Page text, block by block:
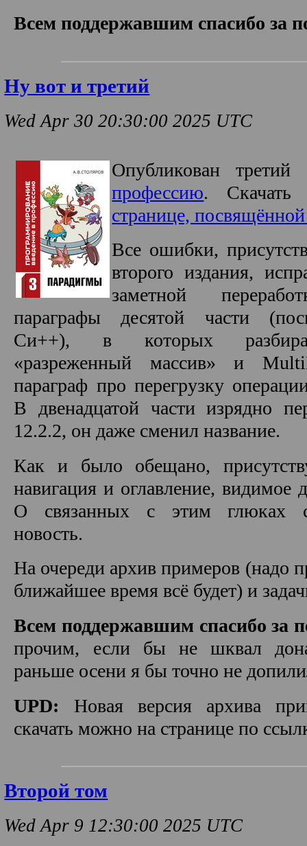
Всем поддержавшим спасибо за
Ну вот и третий
Wed Apr 30 20:30:00 2025 UTC
Опубликован
профессию.
странице,
Все ошибки,
второго издания,
заметной
параграфы десятой части
Си++), в которых
«разреженный массив» и
параграф про перегрузку
В двенадцатой части изрядно
12.2.2, он даже сменил название.
Как и было обещано,
навигация и оглавление, видимое
О связанных с этим глюках
новость.
На очереди архив примеров (надо
ближайшее время всё будет) и
Всем поддержавшим спасибо за
прочим, если бы не шквал
раньше осени я бы точно не
UPD: Новая версия архива
скачать можно на странице по
Второй том
Wed Apr 9 12:30:00 2025 UTC